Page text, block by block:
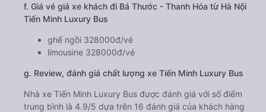
f. Giá vé giá xe khách đi Bá Thước - Thanh Hóa từ Hà Nội
Tiến Minh Luxury Bus
ghế ngồi 328000đ/vé
limousine 328000đ/vé
g. Review, đánh giá chất lượng xe Tiến Minh Luxury Bus
Nhà xe Tiến Minh Luxury Bus được đánh giá với số điểm
trung bình là 4.9/5 dựa trên 16 đánh giá của khách hàng